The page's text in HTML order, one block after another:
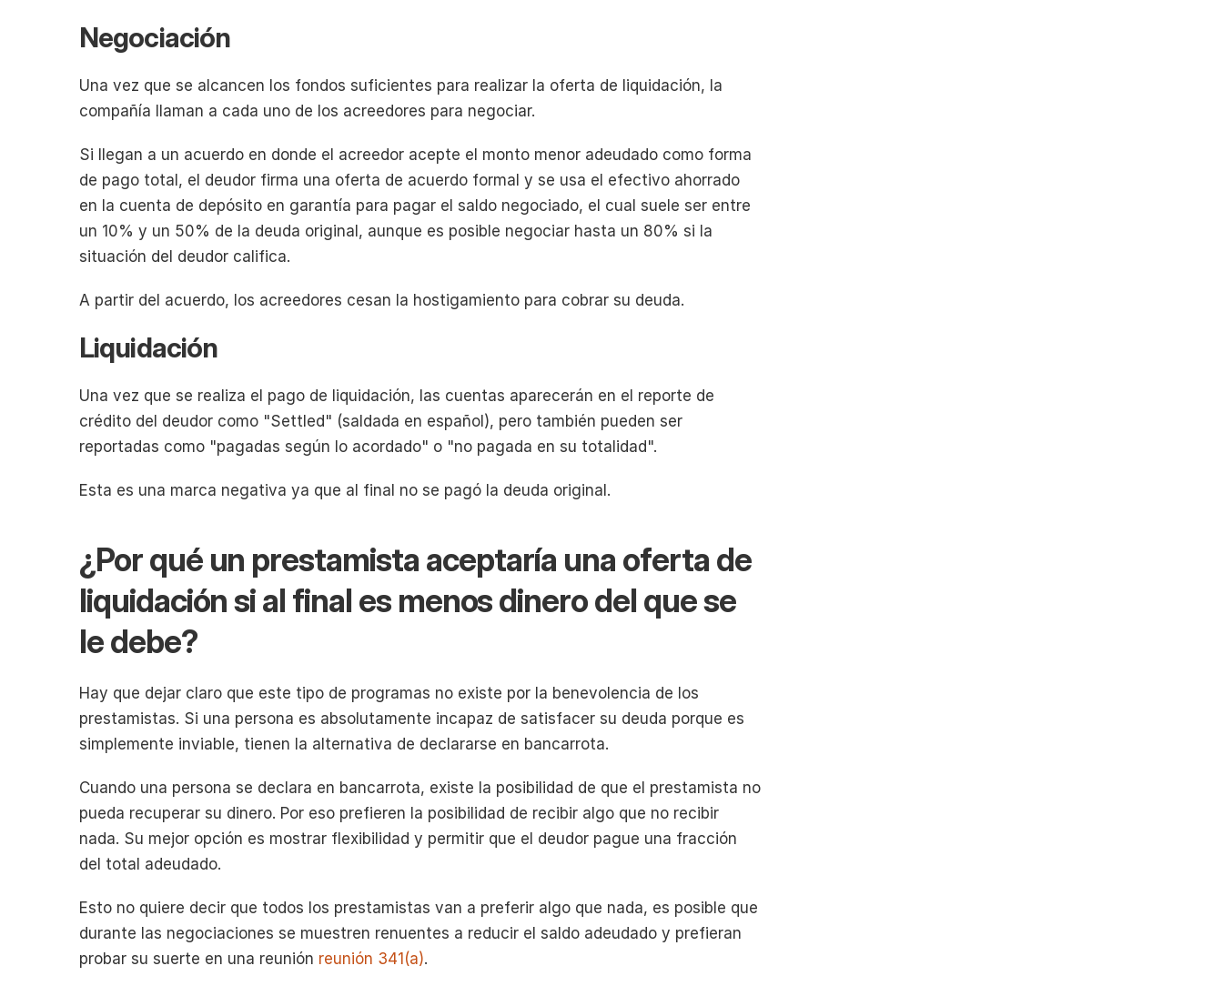
Negociación
Una vez que se alcancen los fondos suficientes para realizar la oferta de liquidación, la
compañía llaman a cada uno de los acreedores para negociar.
Si llegan a un acuerdo en donde el acreedor acepte el monto menor adeudado como forma
de pago total, el deudor firma una oferta de acuerdo formal y se usa el efectivo ahorrado
en la cuenta de depósito en garantía para pagar el saldo negociado, el cual suele ser entre
un 10% y un 50% de la deuda original, aunque es posible negociar hasta un 80% si la
situación del deudor califica.
A partir del acuerdo, los acreedores cesan la hostigamiento para cobrar su deuda.
Liquidación
Una vez que se realiza el pago de liquidación, las cuentas aparecerán en el reporte de
crédito del deudor como "Settled" (saldada en español), pero también pueden ser
reportadas como "pagadas según lo acordado" o "no pagada en su totalidad".
Esta es una marca negativa ya que al final no se pagó la deuda original.
¿Por qué un prestamista aceptaría una oferta de
liquidación si al final es menos dinero del que se
le debe?
Hay que dejar claro que este tipo de programas no existe por la benevolencia de los
prestamistas. Si una persona es absolutamente incapaz de satisfacer su deuda porque es
simplemente inviable, tienen la alternativa de declararse en bancarrota.
Cuando una persona se declara en bancarrota, existe la posibilidad de que el prestamista no
pueda recuperar su dinero. Por eso prefieren la posibilidad de recibir algo que no recibir
nada. Su mejor opción es mostrar flexibilidad y permitir que el deudor pague una fracción
del total adeudado.
Esto no quiere decir que todos los prestamistas van a preferir algo que nada, es posible que
durante las negociaciones se muestren renuentes a reducir el saldo adeudado y prefieran
probar su suerte en una reunión reunión 341(a).